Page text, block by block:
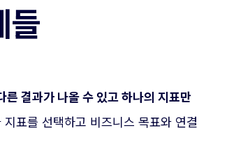
들
결과가 나올 수 있고 하나의 지표만
표를 선택하고 비즈니스 목표와 연결